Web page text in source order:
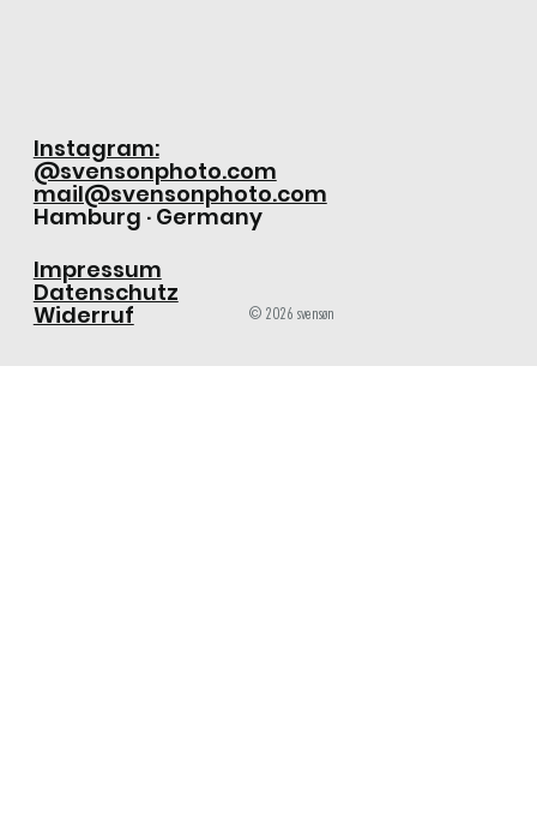
© 2026 svensøn
Impressum
Datenschutz
Widerruf
Instagram:
@svensonphoto.com
mail@svensonphoto.com
Hamburg · Germany